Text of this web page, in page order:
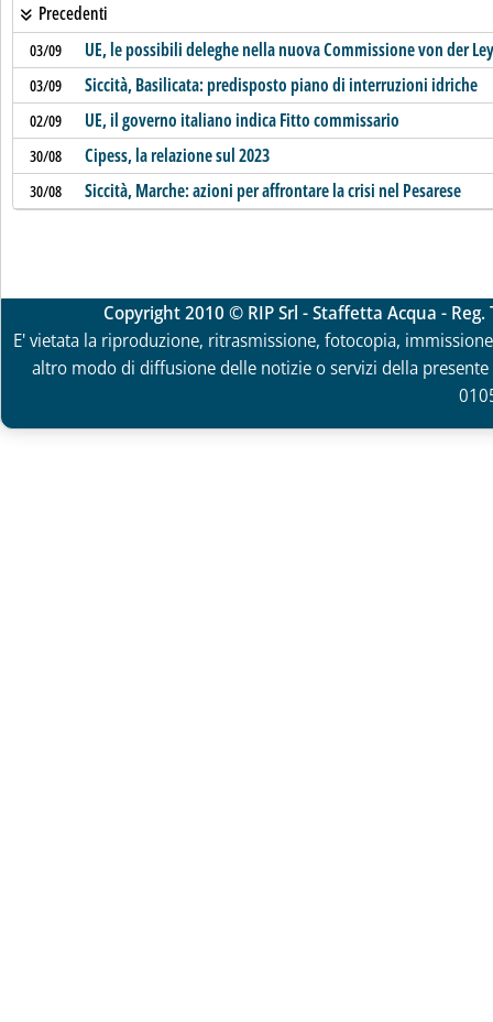
Precedenti
03/09 UE, le possibili deleghe nella nuova Commissione von der
03/09 Siccità, Basilicata: predisposto piano di interruzioni idriche
02/09 UE, il governo italiano indica Fitto commissario
30/08 Cipess, la relazione sul 2023
30/08 Siccità, Marche: azioni per affrontare la crisi nel Pesarese
Copyright 2010 © RIP Srl - Staffetta Acqua -
E' vietata la riproduzione, ritrasmissione, fotocopia,
altro modo di diffusione delle notizie o servizi della